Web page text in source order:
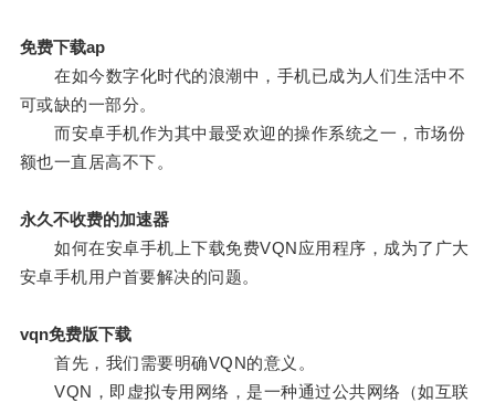
免费下载ap
在如今数字化时代的浪潮中，手机已成为人们生活中不
可或缺的一部分。
而安卓手机作为其中最受欢迎的操作系统之一，市场份
额也一直居高不下。
永久不收费的加速器
如何在安卓手机上下载免费VQN应用程序，成为了广大
安卓手机用户首要解决的问题。
vqn免费版下载
首先，我们需要明确VQN的意义。
VQN，即虚拟专用网络，是一种通过公共网络（如互联